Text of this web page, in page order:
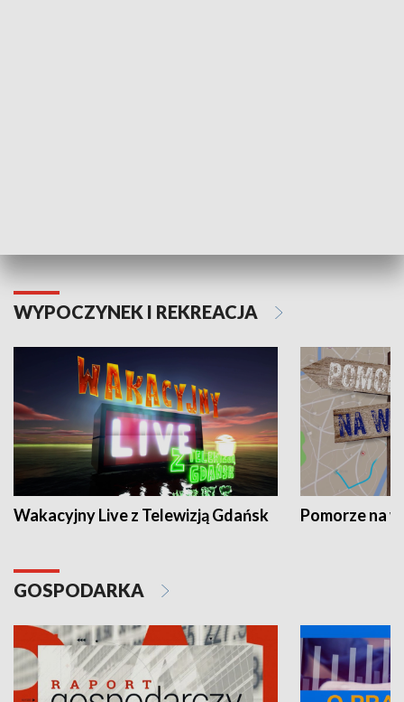
WYPOCZYNEK I REKREACJA
Wakacyjny Live z Telewizją Gdańsk Pomorze na
GOSPODARKA